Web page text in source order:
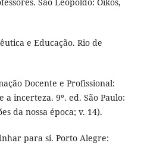
e Educação. Rio de
Docente e Profissional:
incerteza. 9º. ed. São Paulo:
da nossa época; v. 14).
para si. Porto Alegre: